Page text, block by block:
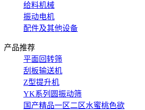
给料机械
振动电机
配件及其他设备
产品推荐
平面回转筛
刮板输送机
Z型提升机
YK系列圆振动筛
国产精品一区二区水蜜桃色欲